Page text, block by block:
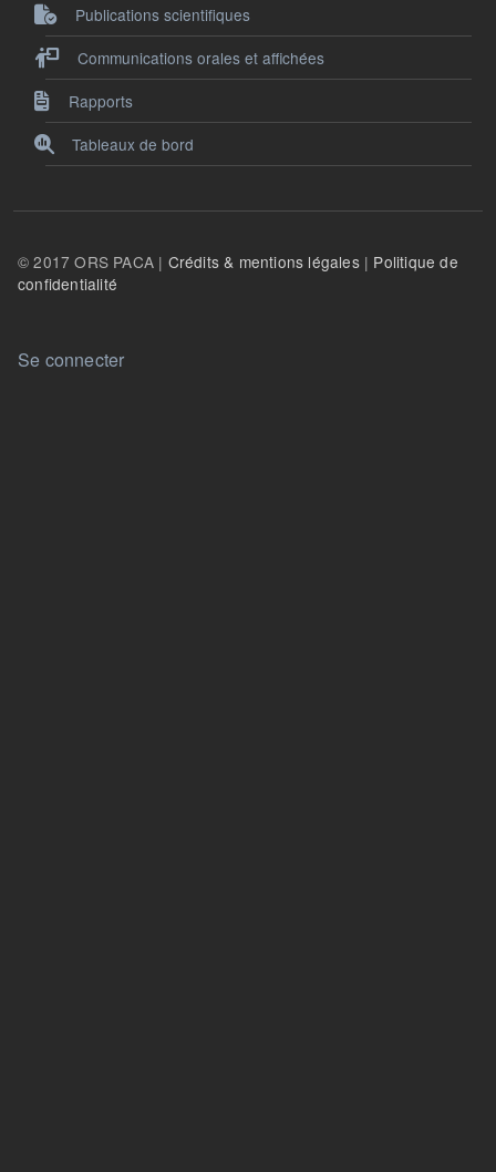
Publications scientifiques
Communications orales et affichées
Rapports
Tableaux de bord
© 2017 ORS PACA | Crédits & mentions légales| Politique de
confidentialité
User account menu
Se connecter